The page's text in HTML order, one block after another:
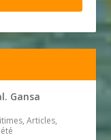
Gansa
Articles,